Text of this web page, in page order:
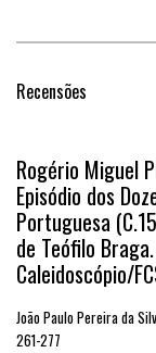
Recensões
Rogério Miguel
Episódio dos
Portuguesa
de Teófilo
Caleidoscópio/
João Paulo Pereira da
261-277